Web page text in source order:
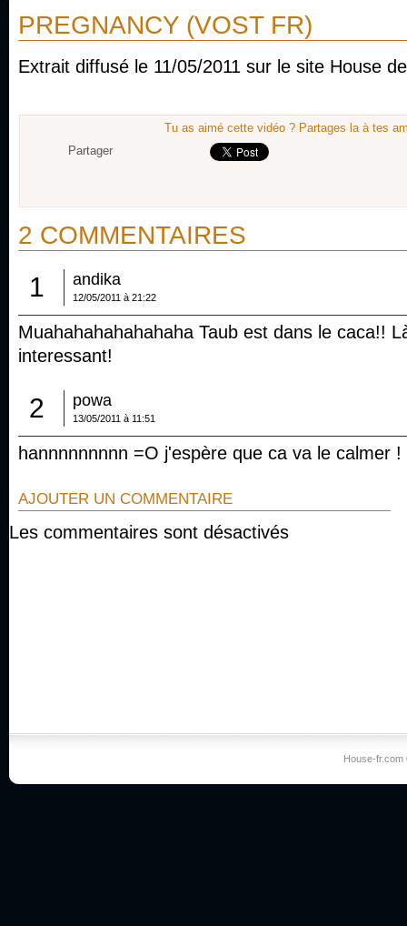
PREGNANCY (VOST FR)
Extrait diffusé le 11/05/2011 sur le site House
Tu as aimé cette vidéo ? Partages la à tes
Partager
2 COMMENTAIRES
1 andika
12/05/2011 à 21:22
Muahahahahahahaha Taub est dans le caca!!
interessant!
2 powa
13/05/2011 à 11:51
hannnnnnnnn =O j'espère que ca va le calmer !
AJOUTER UN COMMENTAIRE
Les commentaires sont désactivés
House-